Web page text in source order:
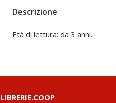
Descrizione
Età di lettura: da 3 anni.
LIBRERIE.COOP